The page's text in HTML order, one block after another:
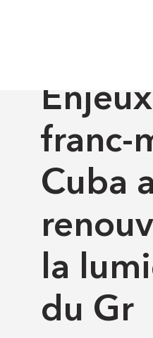
historique à la lumière
franc-
Cuba
la
du Gr